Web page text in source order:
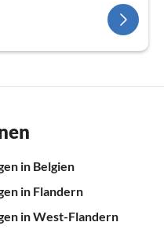
in Belgien
in Flandern
in West-Flandern